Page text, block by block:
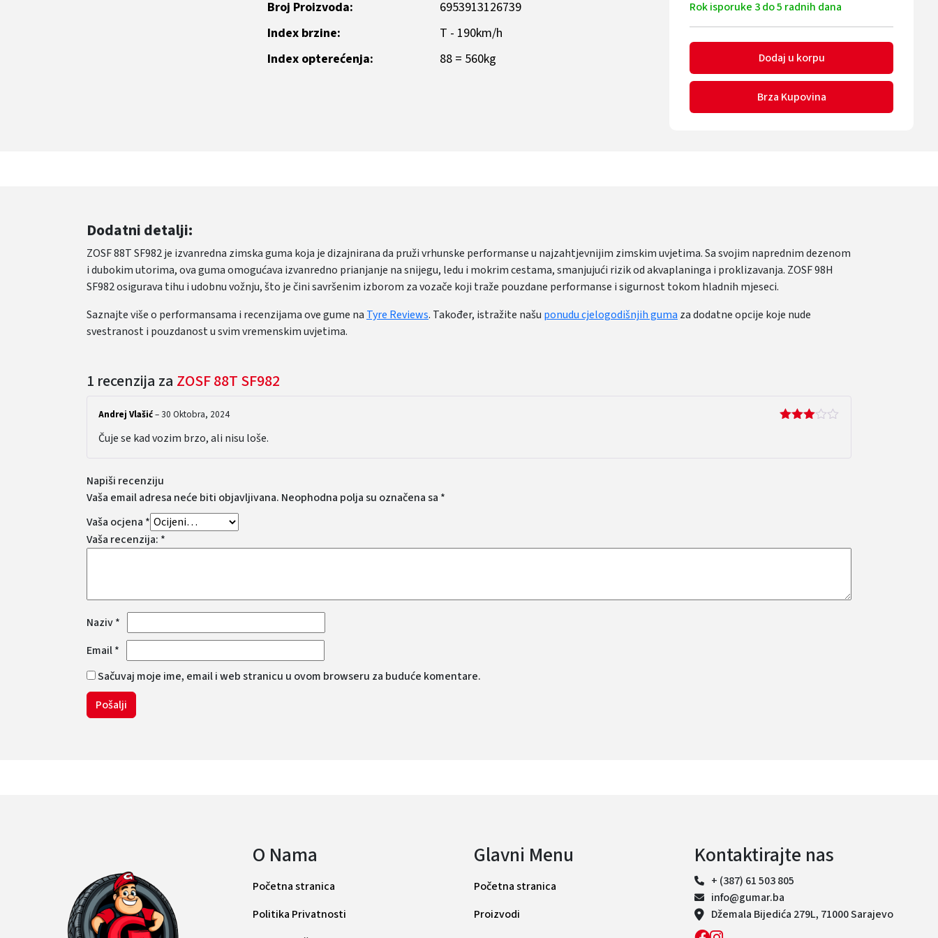
Broj Proizvoda:
6953913126739
Index brzine:
T - 190km/h
Index opterećenja:
88 = 560kg
Rok isporuke 3 do 5 radnih dana
Dodaj u korpu
Brza Kupovina
Dodatni detalji:
ZOSF 88T SF982 je izvanredna zimska guma koja je dizajnirana da pruži vrhunske performanse u najzahtjevnijim zimskim uvjetima. Sa svojim naprednim dezenom
i dubokim utorima, ova guma omogućava izvanredno prianjanje na snijegu, ledu i mokrim cestama, smanjujući rizik od akvaplaninga i proklizavanja. ZOSF 98H
SF982 osigurava tihu i udobnu vožnju, što je čini savršenim izborom za vozače koji traže pouzdane performanse i sigurnost tokom hladnih mjeseci.
Saznajte više o performansama i recenzijama ove gume na Tyre Reviews. Također, istražite našu ponudu cjelogodišnjih guma za dodatne opcije koje nude
svestranost i pouzdanost u svim vremenskim uvjetima.
1 recenzija za ZOSF 88T SF982
Andrej Vlašić–30 Oktobra, 2024
Čuje se kad vozim brzo, ali nisu loše.
Napiši recenziju
Vaša email adresa neće biti objavljivana. Neophodna polja su označena sa *
Vaša ocjena *
Vaša recenzija: *
Naziv*
Email*
Sačuvaj moje ime, email i web stranicu u ovom browseru za buduće komentare.
O Nama
Početna stranica
Politika Privatnosti
Glavni Menu
Početna stranica
Proizvodi
Kontaktirajte nas
+ (387) 61 503 805
info@gumar.ba
Džemala Bijedića 279L, 71000 Sarajevo